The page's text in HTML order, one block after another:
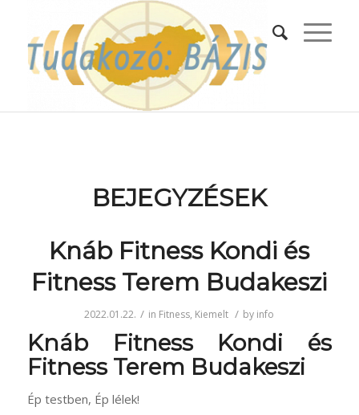
BEJEGYZÉSEK
Knáb Fitness Kondi és
Fitness Terem Budakeszi
2022.01.22. / in Fitness, Kiemelt / by info
Knáb Fitness Kondi és
Fitness Terem Budakeszi
Ép testben, Ép lélek!